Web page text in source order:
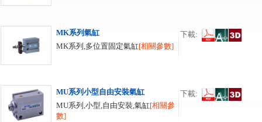
MK系列氣缸
MK系列,多位置固定氣缸[相關參數]
下載:
MU系列小型自由安裝氣缸
MU系列,小型,自由安裝,氣缸[相關參
數]
下載: